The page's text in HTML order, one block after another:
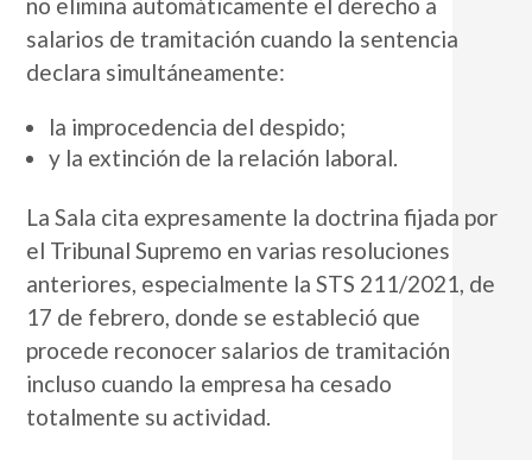
salarios de tramitación cuando la sentencia
declara simultáneamente:
la improcedencia del despido;
y la extinción de la relación laboral.
La Sala cita expresamente la doctrina fijada por
el Tribunal Supremo en varias resoluciones
anteriores, especialmente la STS 211/2021, de
17 de febrero, donde se estableció que
procede reconocer salarios de tramitación
incluso cuando la empresa ha cesado
totalmente su actividad.